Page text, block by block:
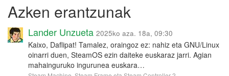
Azken erantzunak
Lander Unzueta 2025ko aza. 18a, 09:30
Kaixo, Daflipat! Tamalez, oraingoz ez: nahiz eta GNU/Linux
oinarri duen, SteamOS ezin daiteke euskaraz jarri. Agian
mahainguruko ingurunea euskara…